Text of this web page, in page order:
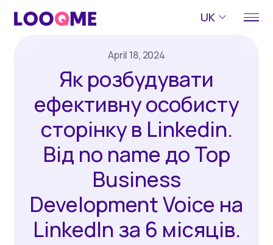
UK
April 18, 2024
Як розбудувати
ефективну особисту
сторінку в Linkedin.
Від no name до Top
Business
Development Voice на
LinkedIn за 6 місяців.